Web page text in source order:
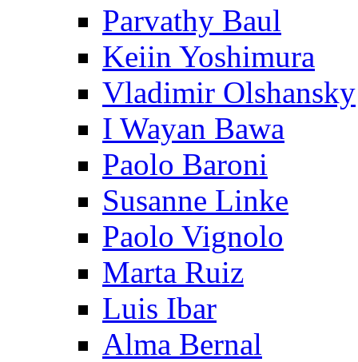
Parvathy Baul
Keiin Yoshimura
Vladimir Olshansky
I Wayan Bawa
Paolo Baroni
Susanne Linke
Paolo Vignolo
Marta Ruiz
Luis Ibar
Alma Bernal